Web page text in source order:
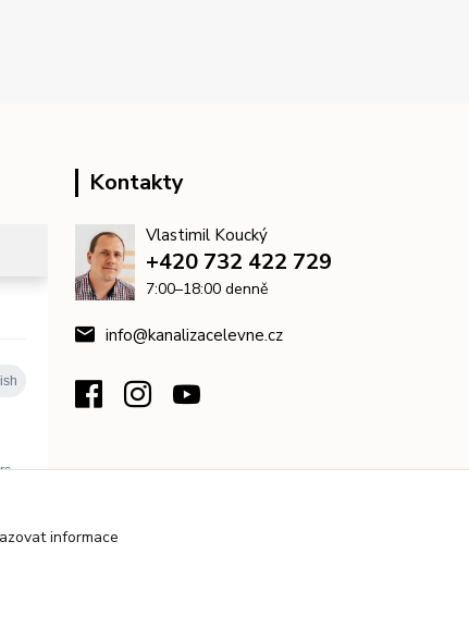
Kontakty
Vlastimil Koucký
+420 732 422 729
7:00–18:00 denně
info@kanalizacelevne.cz
informace